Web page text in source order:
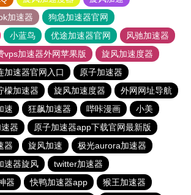
加速器
狗急加速器官网
小蓝鸟 优途加速器官网
风驰加速器
vps加速器外网苹果版
旋风加速度器
加速器官网入口
原子加速器
檬加速器 旋风加速度器
外网网址导航
速 狂飙加速器 哔咔漫画
小美
器
原子加速器app下载官网最新版
器 旋风加速
极光aurora加速器
速器旋风
twitter加速器
器
快鸭加速器app
猴王加速器